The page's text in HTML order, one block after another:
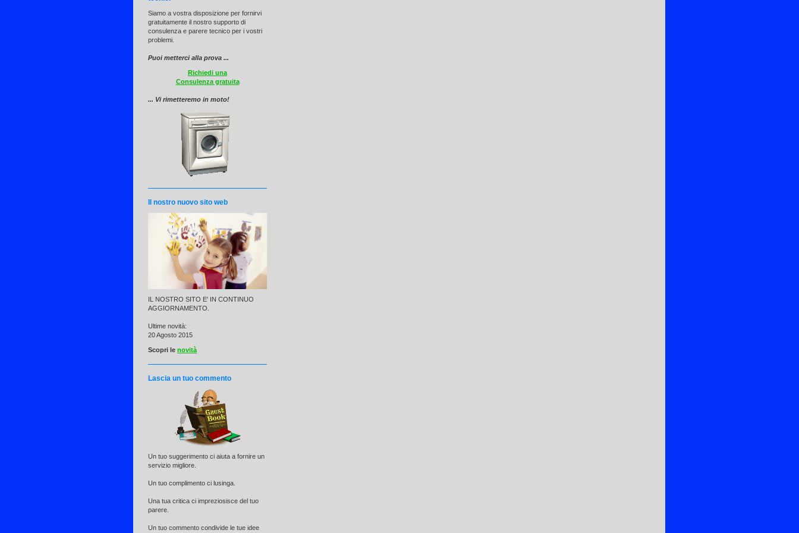
Siamo a vostra disposizione per fornirvi
gratuitamente il nostro supporto di
consulenza e parere tecnico per i vostri
problemi.
Puoi metterci alla prova ...
Richiedi una
Consulenza gratuita
... Vi rimetteremo in moto!
Il nostro nuovo sito web
IL NOSTRO SITO E' IN CONTINUO
AGGIORNAMENTO.
Ultime novità:
20 Agosto 2015
Scopri le novità
Lascia un tuo commento
Un tuo suggerimento ci aiuta a fornire un
servizio migliore.
Un tuo complimento ci lusinga.
Una tua critica ci impreziosisce del tuo
parere.
Un tuo commento condivide le tue idee